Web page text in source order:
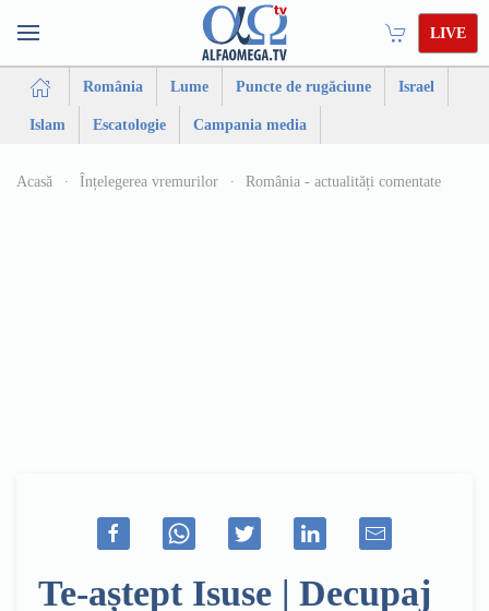
LIVE
România Lume Puncte de rugăciune Israel
Islam Escatologie Campania media
Acasă Înțelegerea vremurilor România - actualități comentate
Te-aștept Isuse | Decupaj